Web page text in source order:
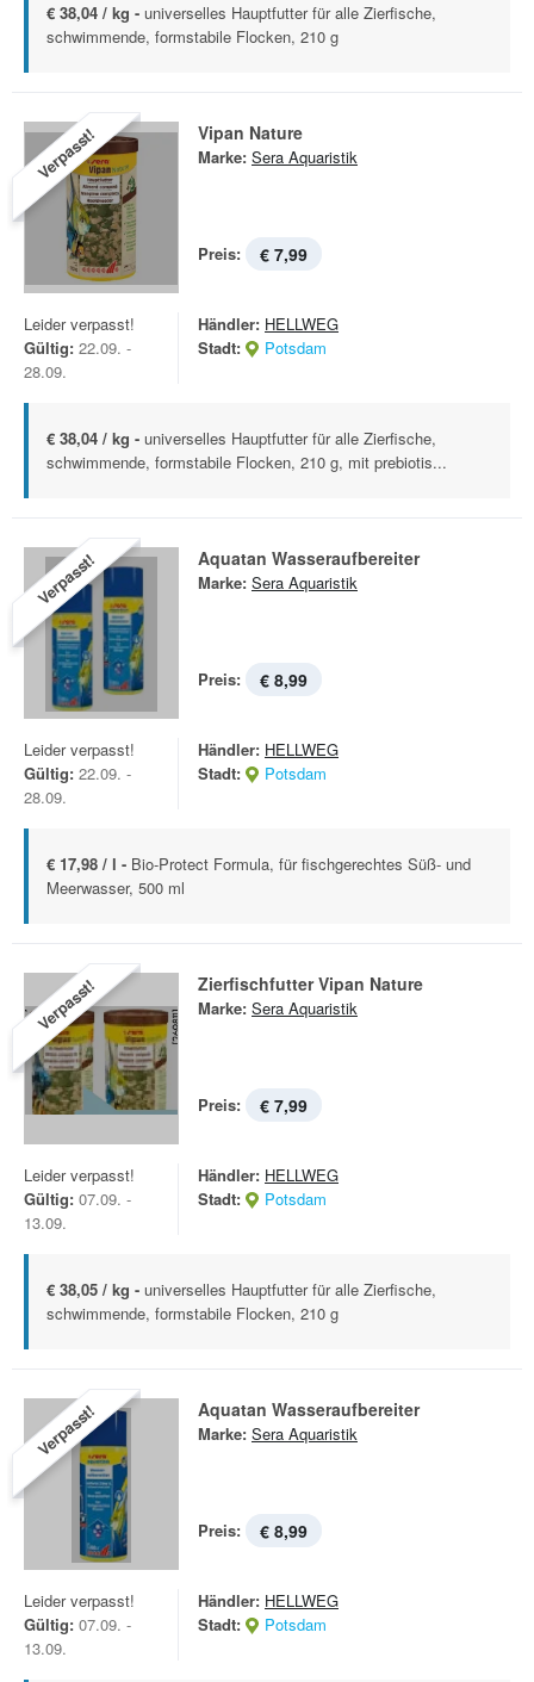
€ 38,04 / kg - universelles Hauptfutter für alle Zierfische,
schwimmende, formstabile Flocken, 210 g
Verpasst! Vipan Nature
Marke: Sera Aquaristik
Preis: € 7,99
Leider verpasst!
Gültig: 22.09. -
28.09.
Händler: HELLWEG
Stadt:
Potsdam
€ 38,04 / kg - universelles Hauptfutter für alle Zierfische,
schwimmende, formstabile Flocken, 210 g, mit prebiotis...
Verpasst! Aquatan Wasseraufbereiter
Marke: Sera Aquaristik
Preis: € 8,99
Leider verpasst!
Gültig: 22.09. -
28.09.
Händler: HELLWEG
Stadt:
Potsdam
€ 17,98 / l - Bio-Protect Formula, für fischgerechtes Süß- und
Meerwasser, 500 ml
Verpasst! Zierfischfutter Vipan Nature
Marke: Sera Aquaristik
Preis: € 7,99
Leider verpasst!
Gültig: 07.09. -
13.09.
Händler: HELLWEG
Stadt:
Potsdam
€ 38,05 / kg - universelles Hauptfutter für alle Zierfische,
schwimmende, formstabile Flocken, 210 g
Verpasst! Aquatan Wasseraufbereiter
Marke: Sera Aquaristik
Preis: € 8,99
Leider verpasst!
Gültig: 07.09. -
13.09.
Händler: HELLWEG
Stadt:
Potsdam